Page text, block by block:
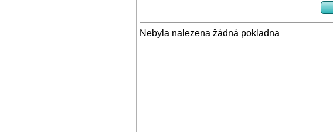
Nebyla nalezena žádná pokladna